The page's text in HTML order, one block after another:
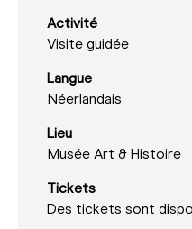
Activité
Visite guidée
Langue
Néerlandais
Lieu
Musée Art & Histoire
Tickets
Des tickets sont